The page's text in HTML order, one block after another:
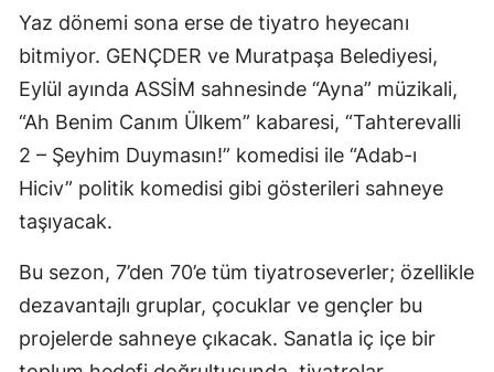
Yaz dönemi sona erse de tiyatro heyecanı
bitmiyor. GENÇDER ve Muratpaşa Belediyesi,
Eylül ayında ASSİM sahnesinde “Ayna” müzikali,
“Ah Benim Canım Ülkem” kabaresi, “Tahterevalli
2 – Şeyhim Duymasın!” komedisi ile “Adab-ı
Hiciv” politik komedisi gibi gösterileri sahneye
taşıyacak.
Bu sezon, 7’den 70’e tüm tiyatroseverler; özellikle
dezavantajlı gruplar, çocuklar ve gençler bu
projelerde sahneye çıkacak. Sanatla iç içe bir